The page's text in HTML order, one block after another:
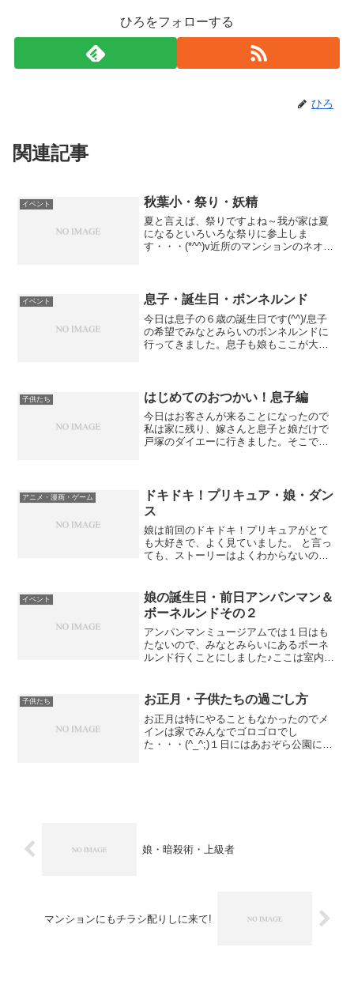
ひろをフォローする
ひろ
関連記事
イベント 秋葉小・祭り・妖精
夏と言えば、祭りですよね～我が家は夏
になるといろいろな祭りに参上しま
す・・・(*^^)v近所のマンションのネオコ
それぞれ、特徴があり...
イベント 息子・誕生日・ボンネルンド
今日は息子の６歳の誕生日です(^^)/息子
の希望でみなとみらいのボンネルンドに
行ってきました。息子も娘もここが大好
残念ながら今回...
子供たち はじめてのおつかい！息子編
今日はお客さんが来ることになったので
私は家に残り、嫁さんと息子と娘だけで
戸塚のダイエーに行きました。そこで、
せたらしいです。息子は知...
アニメ・漫画・ゲーム
ドキドキ！プリキュア・娘・ダン
ス
娘は前回のドキドキ！プリキュアがとて
も大好きで、よく見ていました。 と言っ
ても、ストーリーはよくわからないのか
すごいですね。 これがそのエンディング
です。 これを娘はひたす...
イベント
娘の誕生日・前日アンパンマン＆
ボーネルンドその２
アンパンマンミュージアムでは１日はも
たないので、みなとみらいにあるボーネ
ルンド行くことにしました♪ここは室内遊
娘も前回はできなかった事ができるよう
になっていたり...
子供たち お正月・子供たちの過ごし方
お正月は特にやることもなかったのでメ
インは家でみんなでゴロゴロでし
た・・・(^_^;)１日にはあおぞら公園にみ
娘・暗殺術・上級者
マンションにもチラシ配りしに来て!